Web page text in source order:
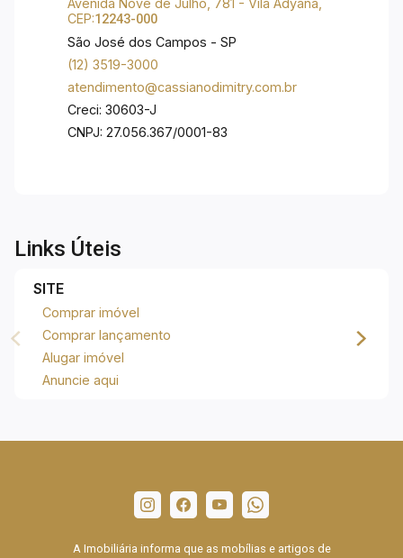
Avenida Nove de Julho, 781 - Vila Adyana,
CEP:12243-000
São José dos Campos - SP
(12) 3519-3000
atendimento@cassianodimitry.com.br
Creci: 30603-J
CNPJ: 27.056.367/0001-83
Links Úteis
SITE
Comprar imóvel
Comprar lançamento
Alugar imóvel
Anuncie aqui
A Imobiliária informa que as mobílias e artigos de